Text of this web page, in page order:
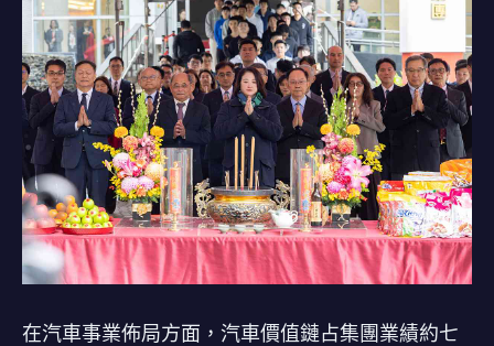
在汽車事業佈局方面，汽車價值鏈占集團業績約七